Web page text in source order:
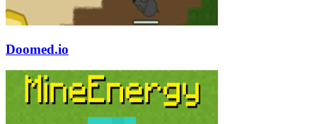
Doomed.io